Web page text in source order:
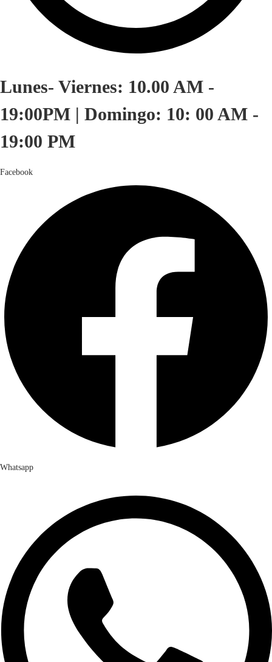
Lunes- Viernes: 10.00 AM -
19:00PM | Domingo: 10: 00 AM -
19:00 PM
Facebook
Whatsapp